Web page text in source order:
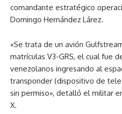
comandante estratégico
Domingo Hernández Lárez.
«Se trata de un avión
matrículas V3-GRS, el cual fue
venezolanos ingresando al
transponder (dispositivo de
sin permiso», detalló el militar
X.